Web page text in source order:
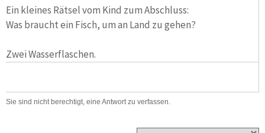
Ein kleines Rätsel vom Kind zum Abschluss:
Was braucht ein Fisch, um an Land zu gehen?
Zwei Wasserflaschen.
Sie sind nicht berechtigt, eine Antwort zu verfassen.